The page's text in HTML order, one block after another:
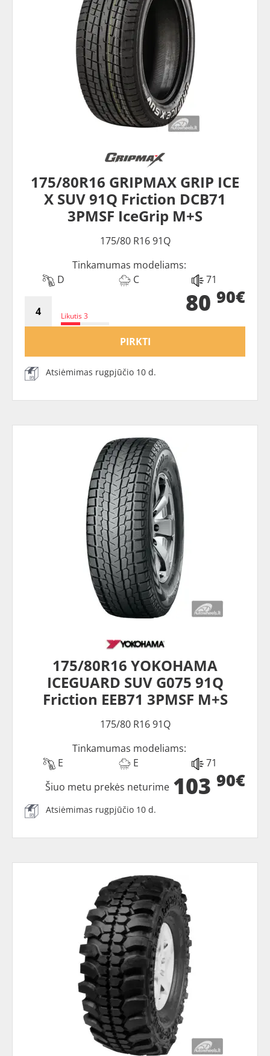
175/80R16 GRIPMAX GRIP ICE
X SUV 91Q Friction DCB71
3PMSF IceGrip M+S
175/80 R16 91Q
Tinkamumas modeliams:
D
C 71
Likutis 3 80 90€
PIRKTI
Atsiėmimas rugpjūčio 10 d.
175/80R16 YOKOHAMA
ICEGUARD SUV G075 91Q
Friction EEB71 3PMSF M+S
175/80 R16 91Q
Tinkamumas modeliams:
E
E 71
103 90€
Šiuo metu prekės neturime
Atsiėmimas rugpjūčio 10 d.